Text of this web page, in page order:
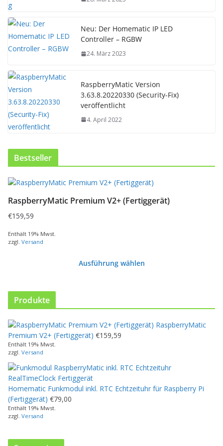
Neu: Der Homematic IP LED
Controller – RGBW
24. März 2023
RaspberryMatic Version
3.63.8.20220330 (Security-Fix)
veröffentlicht
4. April 2022
Bestseller
RaspberryMatic Premium V2+ (Fertiggerät)
€159,59
Enthält 19% Mwst.
zzgl. Versand
Ausführung wählen
s
e
s
P
r
o
d
u
k
t
w
Produkte
RaspberryMatic
Premium V2+ (Fertiggerät) €159,59
Enthält 19% Mwst.
zzgl. Versand
Homematic Funkmodul inkl. RTC Echtzeituhr für Raspberry Pi
(Fertiggerät) €79,00
Enthält 19% Mwst.
zzgl. Versand